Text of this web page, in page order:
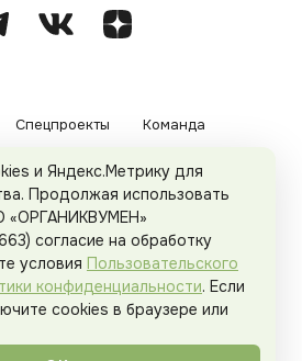
Спецпроекты Команда
Политика конфиденциальности
соглашение
. Все права защищены.
и Яндекс.Метрику для
Продолжая использовать
«ОРГАНИКВУМЕН»
согласие на обработку
условия Пользовательского
конфиденциальности. Если
cookies в браузере или